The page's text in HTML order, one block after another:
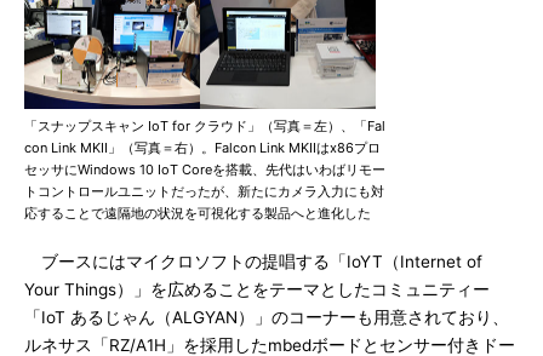
「スナップスキャン IoT for クラウド」（写真＝左）、「Fal
con Link MKII」（写真＝右）。Falcon Link MKIIはx86プロ
セッサにWindows 10 IoT Coreを搭載、先代はいわばリモー
トコントロールユニットだったが、新たにカメラ入力にも対
応することで遠隔地の状況を可視化する製品へと進化した
ブースにはマイクロソフトの提唱する「IoYT（Internet of
Your Things）」を広めることをテーマとしたコミュニティー
「IoT あるじゃん（ALGYAN）」のコーナーも用意されており、
ルネサス「RZ/A1H」を採用したmbedボードとセンサー付きドー